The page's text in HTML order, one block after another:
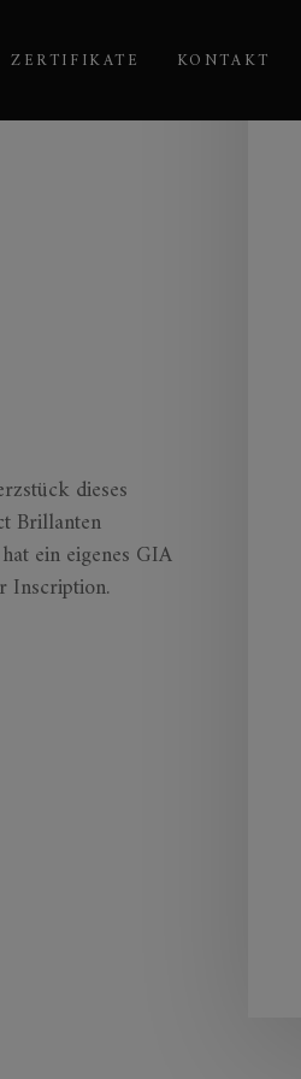
ZERTIFIKATE KONTAKT
dieses
Brillanten
ein eigenes GIA
Inscription.